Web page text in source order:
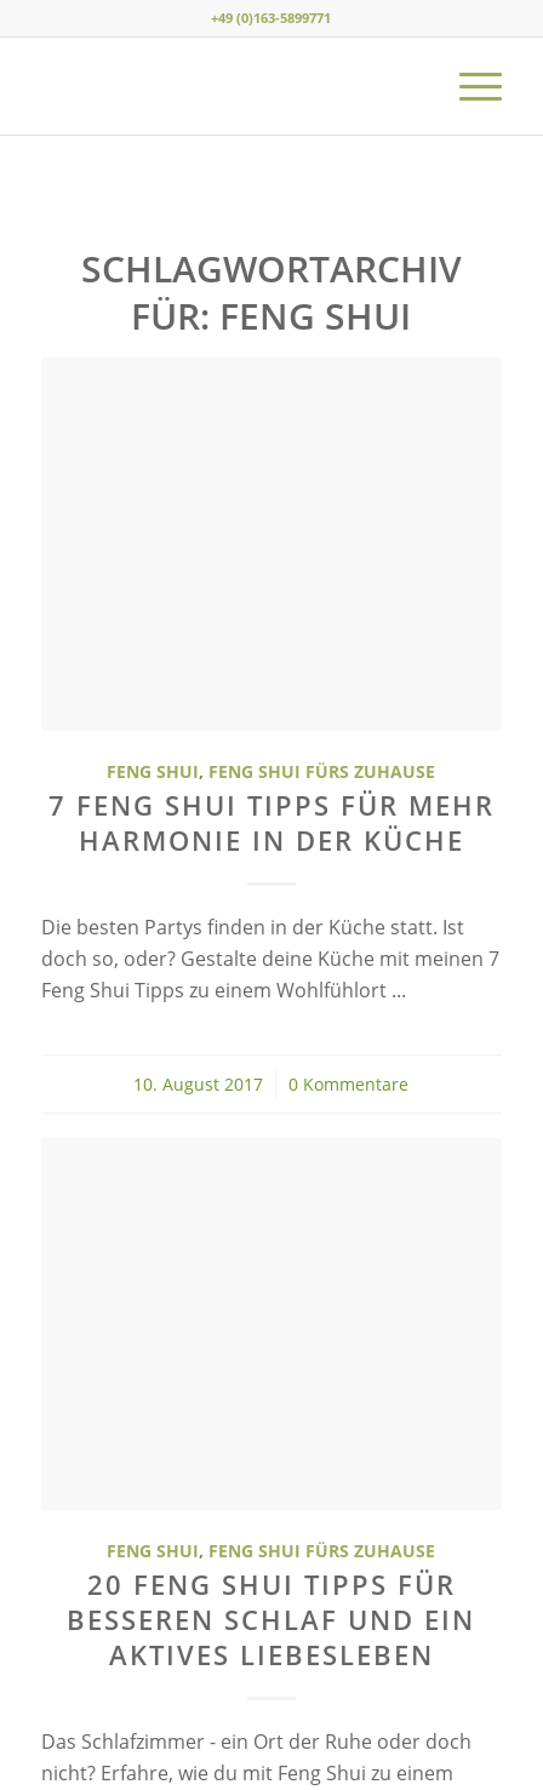
+49 (0)163-5899771
SCHLAGWORTARCHIV
FÜR: FENG SHUI
FENG SHUI, FENG SHUI FÜRS ZUHAUSE
7 FENG SHUI TIPPS FÜR MEHR
HARMONIE IN DER KÜCHE
Die besten Partys finden in der Küche statt. Ist
doch so, oder? Gestalte deine Küche mit meinen 7
Feng Shui Tipps zu einem Wohlfühlort ...
10. August 2017
/ 0 Kommentare
FENG SHUI, FENG SHUI FÜRS ZUHAUSE
20 FENG SHUI TIPPS FÜR
BESSEREN SCHLAF UND EIN
AKTIVES LIEBESLEBEN
Das Schlafzimmer - ein Ort der Ruhe oder doch
nicht? Erfahre, wie du mit Feng Shui zu einem